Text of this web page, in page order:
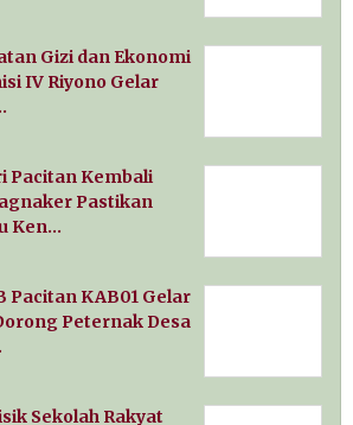
Gizi dan Ekonomi
IV Riyono Gelar
Pacitan Kembali
Pastikan
Ken…
Pacitan KAB01 Gelar
Peternak Desa
Sekolah Rakyat